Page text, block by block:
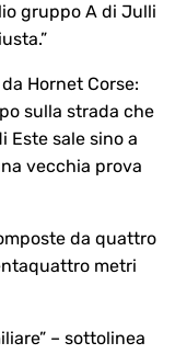
gruppo A di Julli
Hornet Corse:
sulla strada che
Este sale sino a
vecchia prova
da quattro
metri
– sottolinea